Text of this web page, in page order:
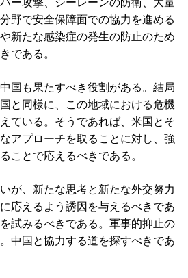
ー攻撃、シーレーンの防衛、大量
野で安全保障面での協力を進める
新たな感染症の発生の防止のため
である。
国も果たすべき役割がある。結局
と同様に、この地域における危機
ている。そうであれば、米国とそ
アプローチを取ることに対し、強
ことで応えるべきである。
が、新たな思考と新たな外交努力
応えるよう誘因を与えるべきであ
試みるべきである。軍事的抑止の
中国と協力する道を探すべきであ